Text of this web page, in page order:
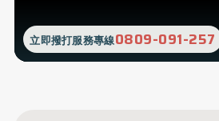
立即撥打服務專線0809-091-257